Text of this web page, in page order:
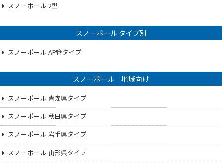
スノーポール 2型
スノーポール タイプ別
スノーポール AP管タイプ
スノーポール 地域向け
スノーポール 青森県タイプ
スノーポール 秋田県タイプ
スノーポール 岩手県タイプ
スノーポール 山形県タイプ